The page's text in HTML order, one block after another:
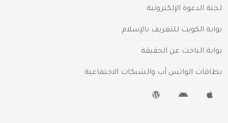
لجنة الدعوة الإلكترونية
بوابة الكويت للتعريف بالإسلام
بوابة الباحث عن الحقيقة
بطاقات الواتس آب والشبكات الاجتماعية